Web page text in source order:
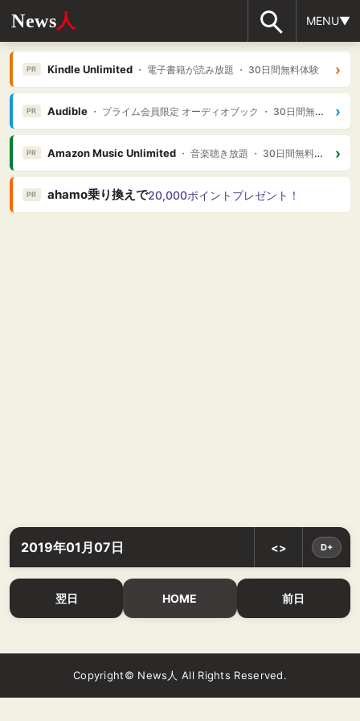
News人 MENU▼
PR Kindle Unlimited・ 電子書籍が読み放題 ・ 30日間無料体験 ›
PR Audible・ プライム会員限定 オーディオブック ・ 30日間無料体験 ›
PR Amazon Music Unlimited・ 音楽聴き放題 ・ 30日間無料体験 ›
PR ahamo乗り換えで20,000ポイントプレゼント！
2019年01月07日 <> D+
翌日 HOME 前日
Copyright© News人 All Rights Reserved.